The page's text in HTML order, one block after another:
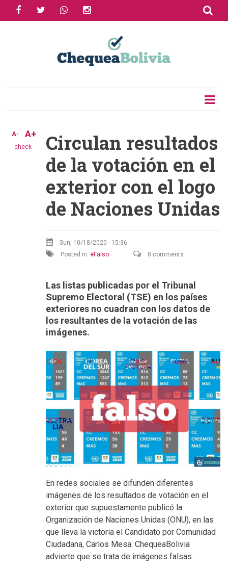
facebooktwitter whatsapp
check
A- A+
Circulan resultados
de la votación en el
exterior con el logo
de Naciones Unidas
Sun, 10/18/2020 - 15:36
Posted in:
Falso 0 comments
Las listas publicadas por el Tribunal
Supremo Electoral (TSE) en los países
exteriores no cuadran con los datos de
los resultantes de la votación de las
imágenes.
En redes sociales se difunden diferentes
imágenes de los resultados de votación en el
exterior que supuestamente publicó la
Organización de Naciones Unidas (ONU), en las
que lleva la victoria el Candidato por Comunidad
Ciudadana, Carlos Mesa. ChequeaBolivia
advierte que se trata de imágenes falsas.